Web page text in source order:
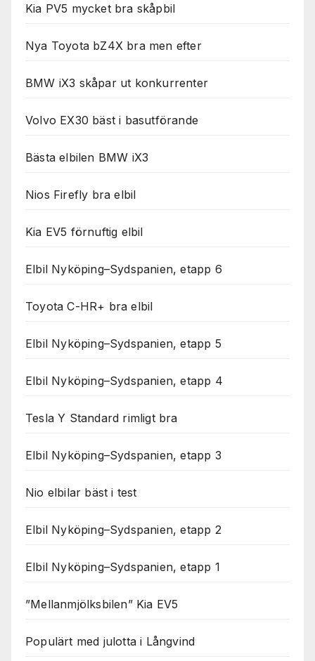
Kia PV5 mycket bra skåpbil
Nya Toyota bZ4X bra men efter
BMW iX3 skåpar ut konkurrenter
Volvo EX30 bäst i basutförande
Bästa elbilen BMW iX3
Nios Firefly bra elbil
Kia EV5 förnuftig elbil
Elbil Nyköping–Sydspanien, etapp 6
Toyota C-HR+ bra elbil
Elbil Nyköping–Sydspanien, etapp 5
Elbil Nyköping–Sydspanien, etapp 4
Tesla Y Standard rimligt bra
Elbil Nyköping–Sydspanien, etapp 3
Nio elbilar bäst i test
Elbil Nyköping–Sydspanien, etapp 2
Elbil Nyköping–Sydspanien, etapp 1
”Mellanmjölksbilen” Kia EV5
Populärt med julotta i Långvind